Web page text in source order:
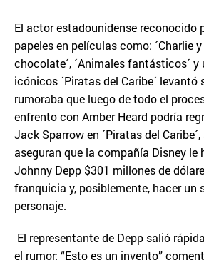
El actor estadounidense reconocido
papeles en películas como: ´Charlie
chocolate´, ´Animales fantásticos´ y
icónicos ´Piratas del Caribe´ levantó
rumoraba que luego de todo el
enfrento con Amber Heard podría
Jack Sparrow en ´Piratas del
aseguran que la compañía Disney le
Johnny Depp $301 millones de
franquicia y, posiblemente, hacer un
personaje.
El representante de Depp salió
el rumor: “Esto es un invento”